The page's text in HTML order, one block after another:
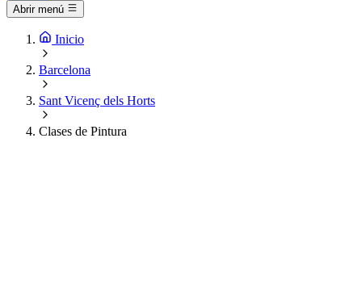
Abrir menú
Inicio
Barcelona
Sant Vicenç dels Horts
Clases de Pintura